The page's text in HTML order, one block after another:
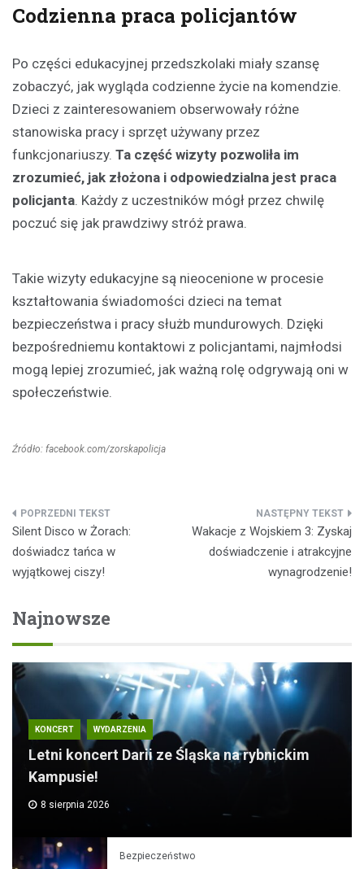
Codzienna praca policjantów
Po części edukacyjnej przedszkolaki miały szansę
zobaczyć, jak wygląda codzienne życie na komendzie.
Dzieci z zainteresowaniem obserwowały różne
stanowiska pracy i sprzęt używany przez
funkcjonariuszy. Ta część wizyty pozwoliła im
zrozumieć, jak złożona i odpowiedzialna jest praca
policjanta. Każdy z uczestników mógł przez chwilę
poczuć się jak prawdziwy stróż prawa.
Takie wizyty edukacyjne są nieocenione w procesie
kształtowania świadomości dzieci na temat
bezpieczeństwa i pracy służb mundurowych. Dzięki
bezpośredniemu kontaktowi z policjantami, najmłodsi
mogą lepiej zrozumieć, jak ważną rolę odgrywają oni w
społeczeństwie.
Źródło: facebook.com/zorskapolicja
Nawigacja
wpisu
Silent Disco w Żorach:
doświadcz tańca w
wyjątkowej ciszy!
Wakacje z Wojskiem 3: Zyskaj
doświadczenie i atrakcyjne
wynagrodzenie!
Najnowsze
KONCERT WYDARZENIA
Letni koncert Darii ze Śląska na rybnickim
Kampusie!
8 sierpnia 2026
Bezpieczeństwo